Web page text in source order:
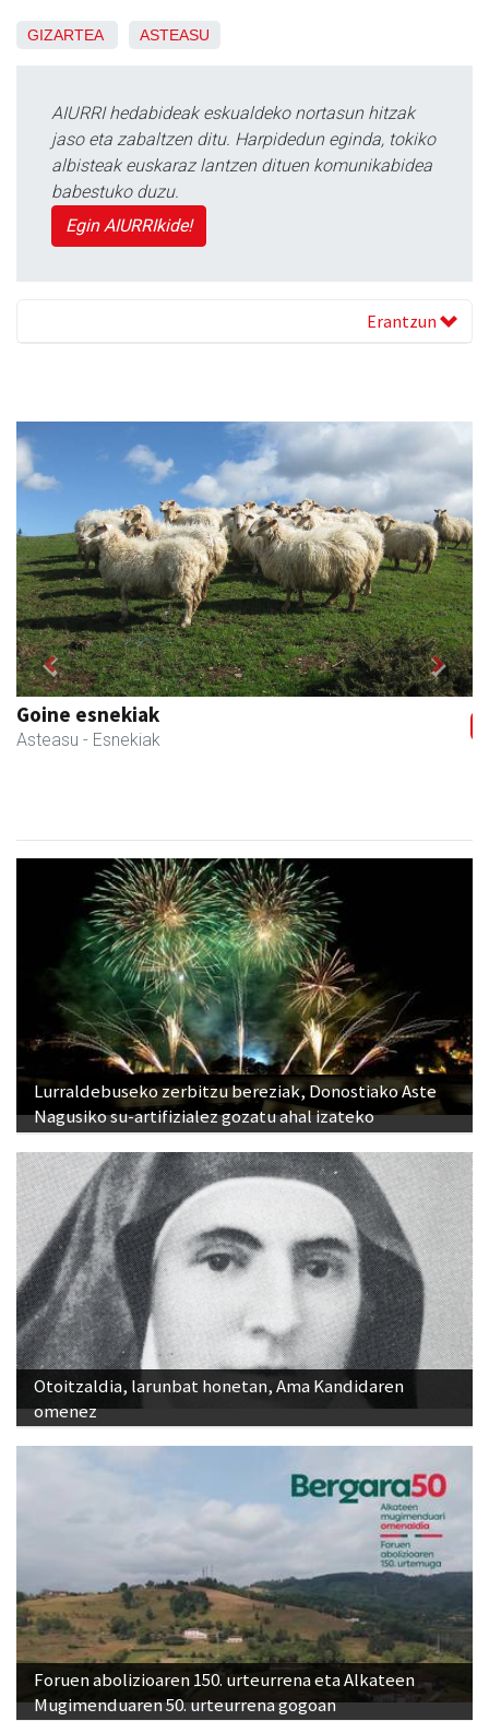
GIZARTEA ASTEASU
AIURRI hedabideak eskualdeko nortasun hitzak
jaso eta zabaltzen ditu. Harpidedun eginda, tokiko
albisteak euskaraz lantzen dituen komunikabidea
babestuko duzu.
Egin AIURRIkide!
Erantzun
Goine esnekiak
Asteasu - Esnekiak
Previous Next
Lurraldebuseko zerbitzu bereziak, Donostiako Aste
Nagusiko su-artifizialez gozatu ahal izateko
Otoitzaldia, larunbat honetan, Ama Kandidaren
omenez
Foruen abolizioaren 150. urteurrena eta Alkateen
Mugimenduaren 50. urteurrena gogoan